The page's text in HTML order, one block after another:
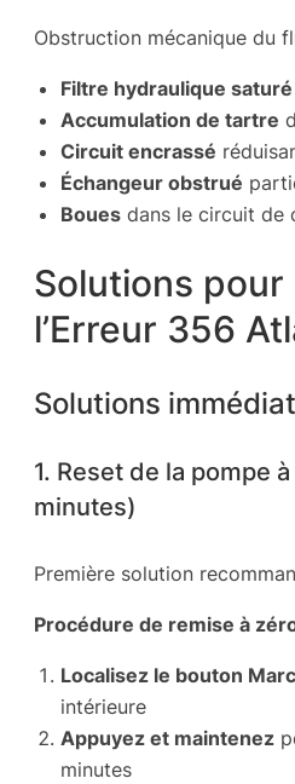
Obstruction mécanique du
Filtre hydraulique saturé
Accumulation de tartre
Circuit encrassé
Échangeur obstrué
Boues dans le circuit de
Solutions pour
l’Erreur 356
Solutions
1. Reset de la pompe
minutes)
Première solution
Procédure de remise à
Localisez le bouton
intérieure
Appuyez et maintenez
minutes